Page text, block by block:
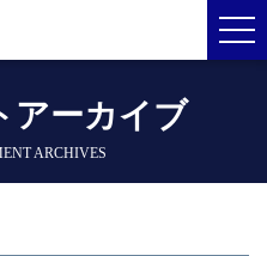
アーカイブ
ARCHIVES